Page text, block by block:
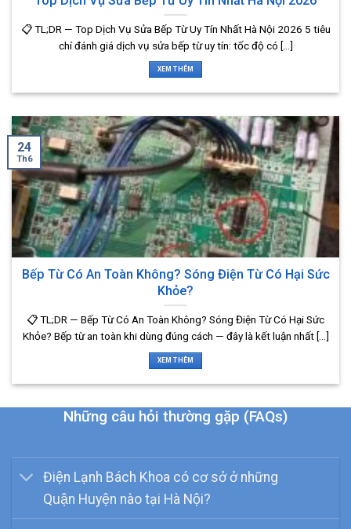
📋 TL;DR — Top Dịch Vụ Sửa Bếp Từ Uy Tín Nhất Hà Nội 2026 5 tiêu
chí đánh giá dịch vụ sửa bếp từ uy tín: tốc độ có [...]
XEM THÊM
Bếp Từ Có An Toàn Không? Sóng Điện Từ Có Hại Sức
Khỏe?
📋 TL;DR — Bếp Từ Có An Toàn Không? Sóng Điện Từ Có Hại Sức
Khỏe? Bếp từ an toàn khi dùng đúng cách — đây là kết luận nhất [...]
XEM THÊM
24
Th6
Những câu hỏi thường gặp (FAQs)
Điện Lạnh Bách Khoa có cơ sở ở những
Quận Huyện nào tại Hà Nội?